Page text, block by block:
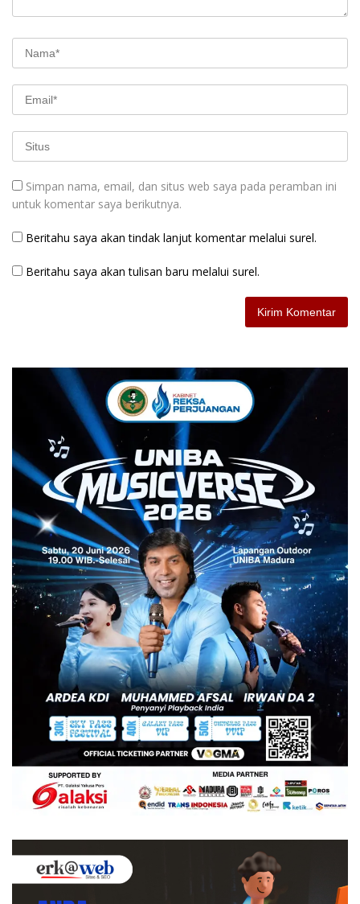
Simpan nama, email, dan situs web saya pada peramban ini
untuk komentar saya berikutnya.
Beritahu saya akan tindak lanjut komentar melalui surel.
Beritahu saya akan tulisan baru melalui surel.